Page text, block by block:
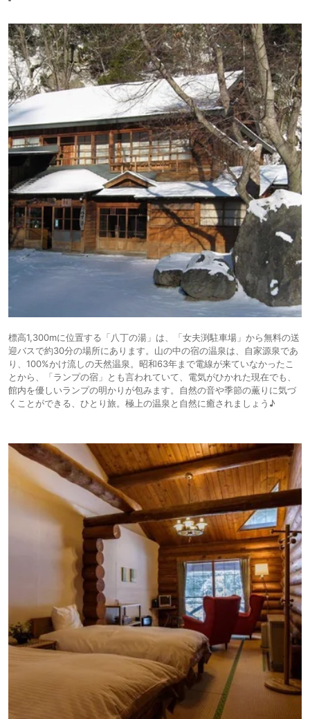
標高1,300mに位置する「八丁の湯」は、「女夫渕駐車場」から無料の送
迎バスで約30分の場所にあります。山の中の宿の温泉は、自家源泉であ
り、100%かけ流しの天然温泉。昭和63年まで電線が来ていなかったこ
とから、「ランプの宿」とも言われていて、電気がひかれた現在でも、
館内を優しいランプの明かりが包みます。自然の音や季節の薫りに気づ
くことができる、ひとり旅。極上の温泉と自然に癒されましょう♪